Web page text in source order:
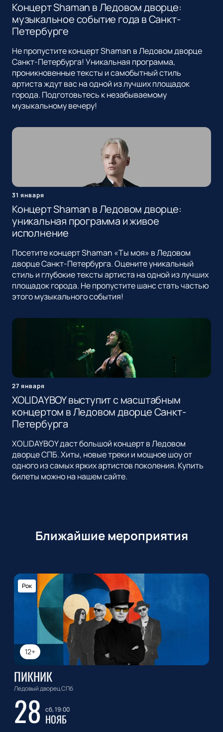
Концерт Shaman в Ледовом дворце:
музыкальное событие года в Санкт-
Петербурге
Не пропустите концерт Shaman в Ледовом дворце
Санкт-Петербурга! Уникальная программа,
проникновенные тексты и самобытный стиль
артиста ждут вас на одной из лучших площадок
города. Подготовьтесь к незабываемому
музыкальному вечеру!
31 января
Концерт Shaman в Ледовом дворце:
уникальная программа и живое
исполнение
Посетите концерт Shaman «Ты моя» в Ледовом
дворце Санкт-Петербурга. Оцените уникальный
стиль и глубокие тексты артиста на одной из лучших
площадок города. Не пропустите шанс стать частью
этого музыкального события!
27 января
XOLIDAYBOY выступит с масштабным
концертом в Ледовом дворце Санкт-
Петербурга
XOLIDAYBOY даст большой концерт в Ледовом
дворце СПБ. Хиты, новые треки и мощное шоу от
одного из самых ярких артистов поколения. Купить
билеты можно на нашем сайте.
Ближайшие мероприятия
12+
Рок
ПИКНИК
Ледовый дворец СПб
28 сб, 19:00
НОЯБ